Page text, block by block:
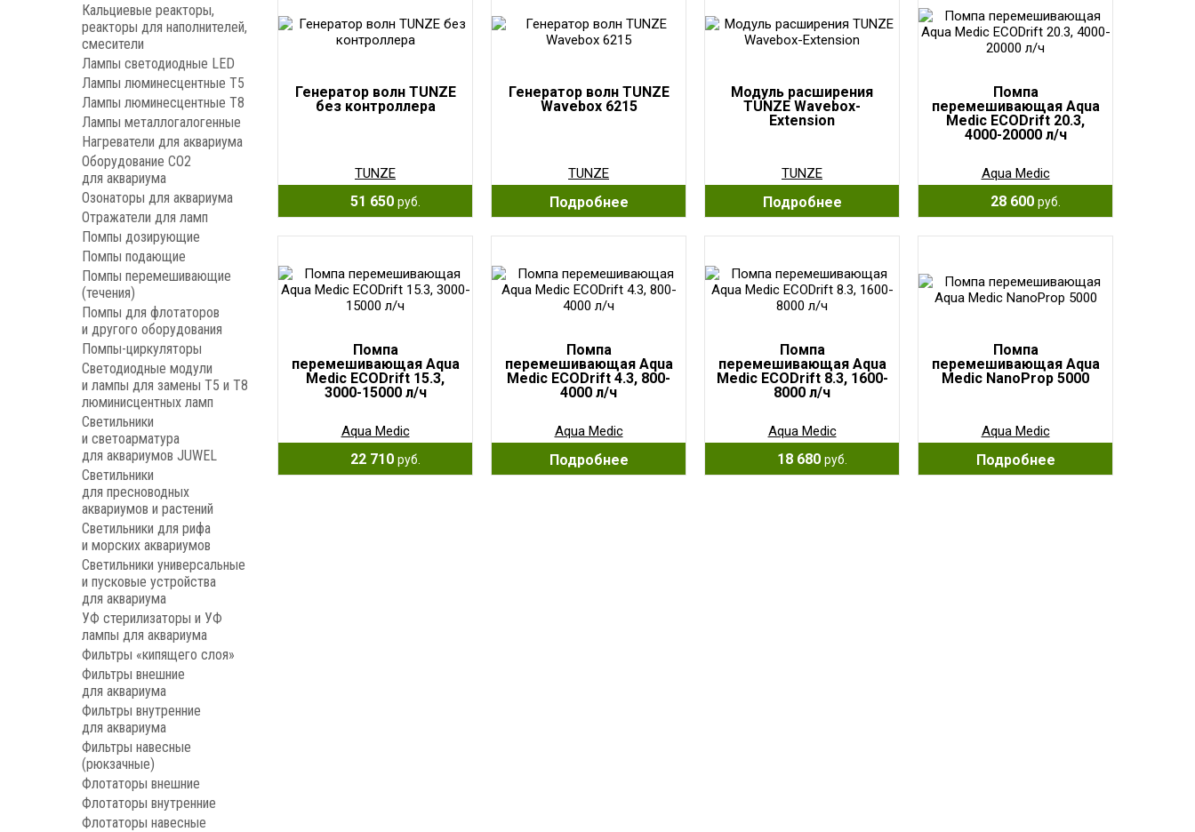
Кальциевые реакторы,
реакторы для наполнителей,
смесители
Лампы светодиодные LED
Лампы люминесцентные Т5
Лампы люминесцентные Т8
Лампы металлогалогенные
Нагреватели для аквариума
Оборудование CO2
для аквариума
Озонаторы для аквариума
Отражатели для ламп
Помпы дозирующие
Помпы подающие
Помпы перемешивающие
(течения)
Помпы для флотаторов
и другого оборудования
Помпы-циркуляторы
Светодиодные модули
и лампы для замены Т5 и Т8
люминисцентных ламп
Светильники
и светоарматура
для аквариумов JUWEL
Светильники
для пресноводных
аквариумов и растений
Светильники для рифа
и морских аквариумов
Светильники универсальные
и пусковые устройства
для аквариума
УФ стерилизаторы и УФ
лампы для аквариума
Фильтры «кипящего слоя»
Фильтры внешние
для аквариума
Фильтры внутренние
для аквариума
Фильтры навесные
(рюкзачные)
Флотаторы внешние
Флотаторы внутренние
Флотаторы навесные
Генератор волн TUNZE
без контроллера
TUNZE
51 650 руб.
Генератор волн TUNZE
Wavebox 6215
TUNZE
Подробнее
Модуль расширения
TUNZE Wavebox-
Extension
TUNZE
Подробнее
Помпа
перемешивающая Aqua
Medic ECODrift 20.3,
4000-20000 л/ч
Aqua Medic
28 600 руб.
Помпа
перемешивающая Aqua
Medic ECODrift 15.3,
3000-15000 л/ч
Aqua Medic
22 710 руб.
Помпа
перемешивающая Aqua
Medic ECODrift 4.3, 800-
4000 л/ч
Aqua Medic
Подробнее
Помпа
перемешивающая Aqua
Medic ECODrift 8.3, 1600-
8000 л/ч
Aqua Medic
18 680 руб.
Помпа
перемешивающая Aqua
Medic NanoProp 5000
Aqua Medic
Подробнее